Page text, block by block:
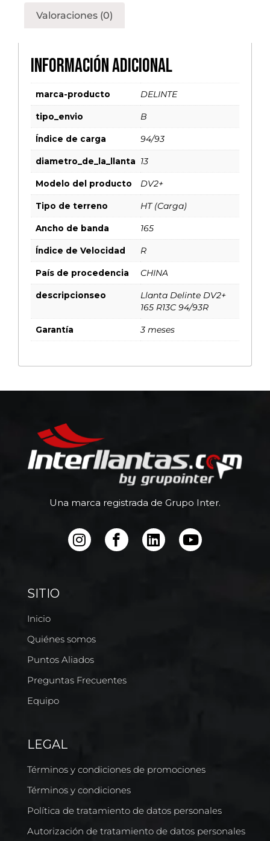
Valoraciones (0)
Información adicional
marca-producto DELINTE
tipo_envio B
Índice de carga 94/93
diametro_de_la_llanta 13
Modelo del producto DV2+
Tipo de terreno HT (Carga)
Ancho de banda 165
Índice de Velocidad R
País de procedencia CHINA
descripcionseo
Llanta Delinte DV2+
165 R13C 94/93R
Garantía 3 meses
Una marca registrada de Grupo Inter.
SITIO
Inicio
Quiénes somos
Puntos Aliados
Preguntas Frecuentes
Equipo
LEGAL
Términos y condiciones de promociones
Términos y condiciones
Política de tratamiento de datos personales
Autorización de tratamiento de datos personales